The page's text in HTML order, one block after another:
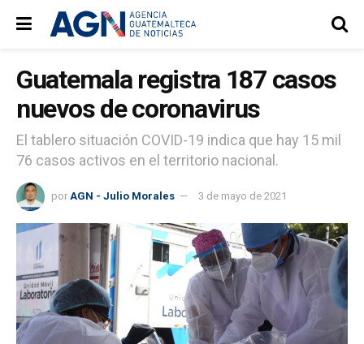
Guatemala registra 187 casos
nuevos de coronavirus
El tablero situación COVID-19 indica que hay 15 mil
76 casos activos en el territorio nacional.
por AGN - Julio Morales 3 de mayo de 2021